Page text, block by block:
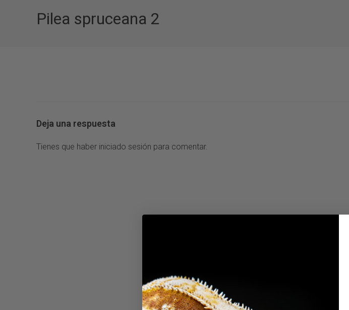
Pilea spruceana 2
Deja una respuesta
Tienes que haber iniciado sesión para comentar.